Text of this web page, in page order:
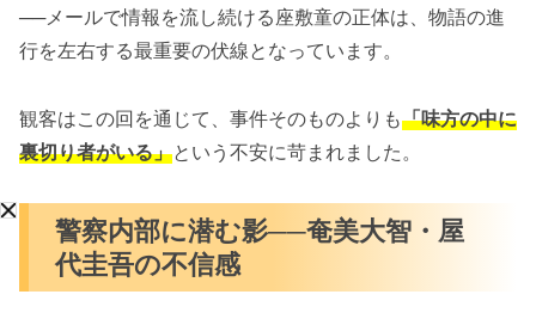
──メールで情報を流し続ける座敷童の正体は、物語の進
行を左右する最重要の伏線となっています。
観客はこの回を通じて、事件そのものよりも「味方の中に
裏切り者がいる」という不安に苛まれました。
警察内部に潜む影──奄美大智・屋
代圭吾の不信感